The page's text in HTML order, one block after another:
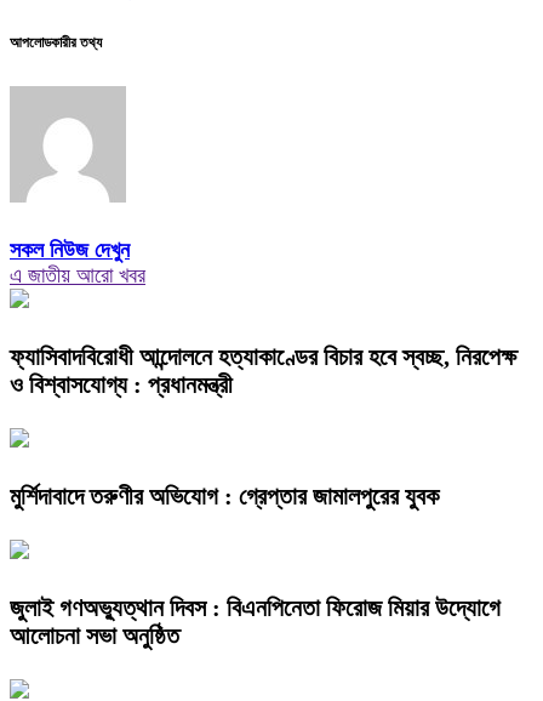
আপলোডকারীর তথ্য
সকল নিউজ দেখুন
এ জাতীয় আরো খবর
ফ্যাসিবাদবিরোধী আন্দোলনে হত্যাকাণ্ডের বিচার হবে স্বচ্ছ, নিরপেক্ষ
ও বিশ্বাসযোগ্য : প্রধানমন্ত্রী
মুর্শিদাবাদে তরুণীর অভিযোগ : গ্রেপ্তার জামালপুরের যুবক
জুলাই গণঅভ্যুত্থান দিবস : বিএনপিনেতা ফিরোজ মিয়ার উদ্যোগে
আলোচনা সভা অনুষ্ঠিত